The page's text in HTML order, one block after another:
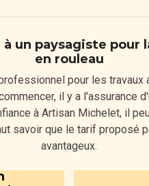
un paysagiste pour
en rouleau
pour les travaux
il y a l'assurance
à Artisan Michelet, il
savoir que le tarif proposé
avantageux.